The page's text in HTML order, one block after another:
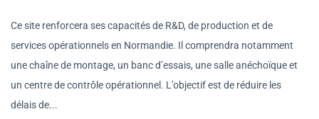
Ce site renforcera ses capacités de R&D, de production et de
services opérationnels en Normandie. Il comprendra notamment
une chaîne de montage, un banc d’essais, une salle anéchoïque et
un centre de contrôle opérationnel. L’objectif est de réduire les
délais de...